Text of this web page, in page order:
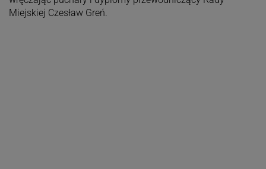
Miejskiej Czesław Greń.